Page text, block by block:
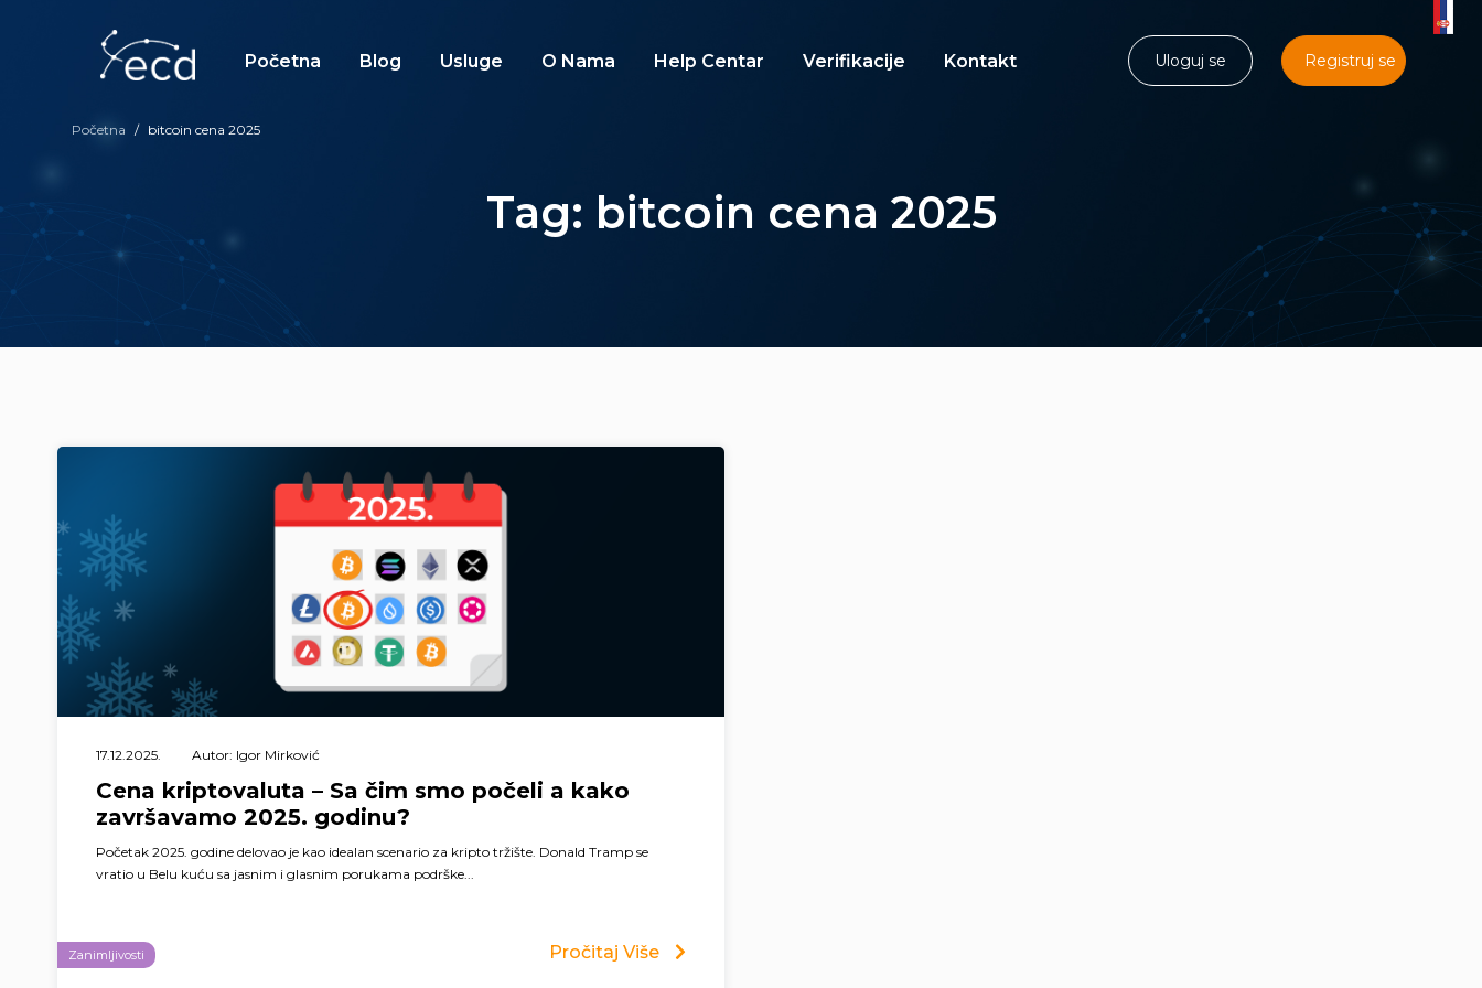
Početna Blog Usluge O Nama Help Centar Verifikacije Kontakt Uloguj se Registruj se
Početna / bitcoin cena 2025
Tag: bitcoin cena 2025
17.12.2025. Autor: Igor Mirković
Cena kriptovaluta – Sa čim smo počeli a kako
završavamo 2025. godinu?
Početak 2025. godine delovao je kao idealan scenario za kripto tržište. Donald Tramp se
vratio u Belu kuću sa jasnim i glasnim porukama podrške...
Zanimljivosti Pročitaj Više